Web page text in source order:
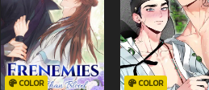
COLOR COLOR